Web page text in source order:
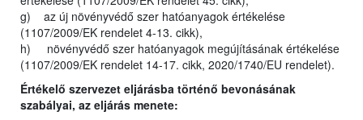
g) az új növényvédő szer hatóanyagok értékelése
(1107/2009/EK rendelet 4-13. cikk),
h) növényvédő szer hatóanyagok megújításának értékelése
(1107/2009/EK rendelet 14-17. cikk, 2020/1740/EU rendelet).
Értékelő szervezet eljárásba történő bevonásának
szabályai, az eljárás menete: